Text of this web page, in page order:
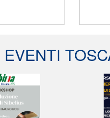
EVENTI